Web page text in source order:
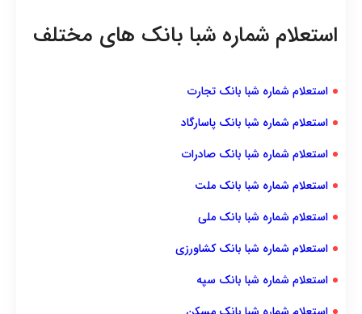
استعلام شماره شبا بانک های مختلف
استعلام شماره شبا بانک تجارت
استعلام شماره شبا بانک پاسارگاد
استعلام شماره شبا بانک صادرات
استعلام شماره شبا بانک ملت
استعلام شماره شبا بانک ملی
استعلام شماره شبا بانک کشاورزی
استعلام شماره شبا بانک سپه